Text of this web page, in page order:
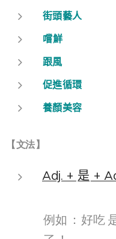
街頭藝人
嚐鮮
跟風
促進循環
養顏美容
【文法】
Adj. + 是 +
例如 ： 好吃